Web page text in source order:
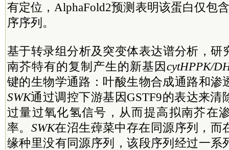
有定位，AlphaFold2预测表明该蛋白仅包
序序列。
基于转录组分析及突变体表达谱分析，研
南芥特有的复制产生的新基因cytHPPK/
键的生物学通路：叶酸生物合成通路和渗
SWK通过调控下游基因GSTF9的表达来清
过量过氧化氢信号，从而提高拟南芥在
率。 SWK在沼生蔊菜中存在同源序列，而
缘种里没有同源序列，该段序列经过一系